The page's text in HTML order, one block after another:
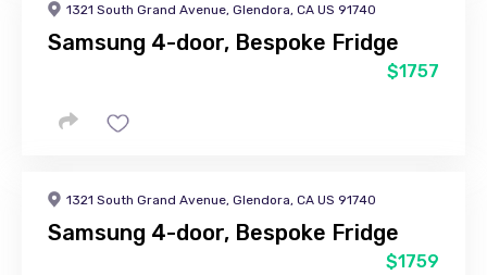
1321 South Grand Avenue, Glendora, CA US 91740
Samsung 4-door, Bespoke Fridge
$1757
1321 South Grand Avenue, Glendora, CA US 91740
Samsung 4-door, Bespoke Fridge
$1759